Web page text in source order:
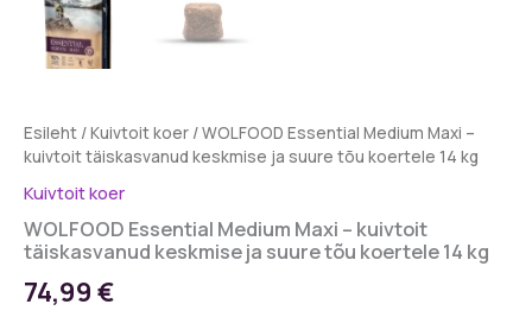
Esileht /Kuivtoit koer / WOLFOOD Essential Medium Maxi –
kuivtoit täiskasvanud keskmise ja suure tõu koertele 14 kg
Kuivtoit koer
WOLFOOD Essential Medium Maxi – kuivtoit
täiskasvanud keskmise ja suure tõu koertele 14 kg
74,99 €